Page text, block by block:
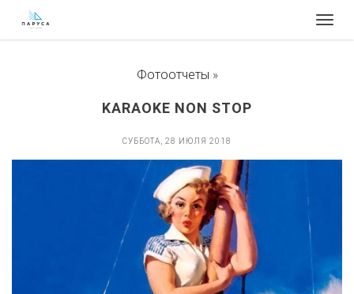
Фотоотчеты »
KARAOKE NON STOP
СУББОТА, 28 ИЮЛЯ 2018